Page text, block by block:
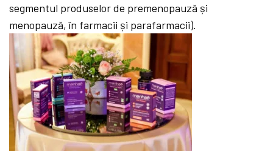
segmentul produselor de premenopauză și
menopauză, în farmacii și parafarmacii).